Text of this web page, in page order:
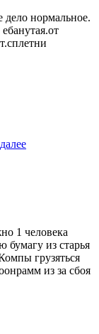
нормальное.
1 человека
бумагу из старья
грузяться
из за сбоя